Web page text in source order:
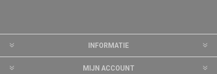
INFORMATIE
MIJN ACCOUNT